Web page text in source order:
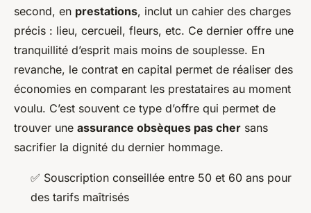
second, en prestations, inclut un cahier des charges
précis : lieu, cercueil, fleurs, etc. Ce dernier offre une
tranquillité d’esprit mais moins de souplesse. En
revanche, le contrat en capital permet de réaliser des
économies en comparant les prestataires au moment
voulu. C’est souvent ce type d’offre qui permet de
trouver une assurance obsèques pas cher sans
sacrifier la dignité du dernier hommage.
✅ Souscription conseillée entre 50 et 60 ans pour
des tarifs maîtrisés